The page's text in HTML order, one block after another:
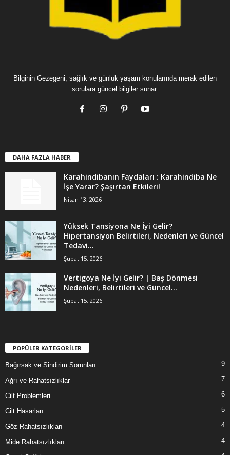
Bilginin Gezegeni; sağlık ve günlük yaşam konularında merak edilen
sorulara güncel bilgiler sunar.
DAHA FAZLA HABER
Karahindibanın Faydaları : Karahindiba Ne
İşe Yarar? Şaşırtan Etkileri!
Nisan 13, 2026
Yüksek Tansiyona Ne İyi Gelir?
Hipertansiyon Belirtileri, Nedenleri ve Güncel
Tedavi...
Şubat 15, 2026
Vertigoya Ne İyi Gelir? | Baş Dönmesi
Nedenleri, Belirtileri ve Güncel...
Şubat 15, 2026
POPÜLER KATEGORİLER
Bağırsak ve Sindirim Sorunları 9
Ağrı ve Rahatsızlıklar 7
Cilt Problemleri 6
Cilt Hasarları 5
Göz Rahatsızlıkları 4
Mide Rahatsızlıkları 4